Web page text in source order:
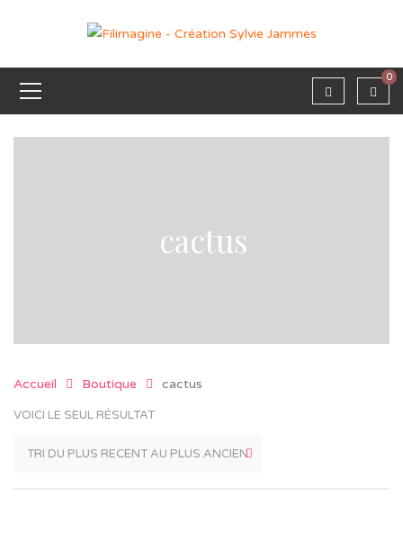
0
cactus
Accueil Boutique cactus
VOICI LE SEUL RÉSULTAT